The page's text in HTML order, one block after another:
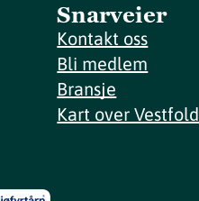
Snarveier
Kontakt oss
Bli medlem
Bransje
Kart over Vestfold